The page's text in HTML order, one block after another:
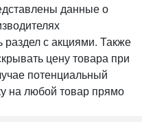
данные о
раздел с акциями. Также
цену товара при
потенциальный
на любой товар прямо